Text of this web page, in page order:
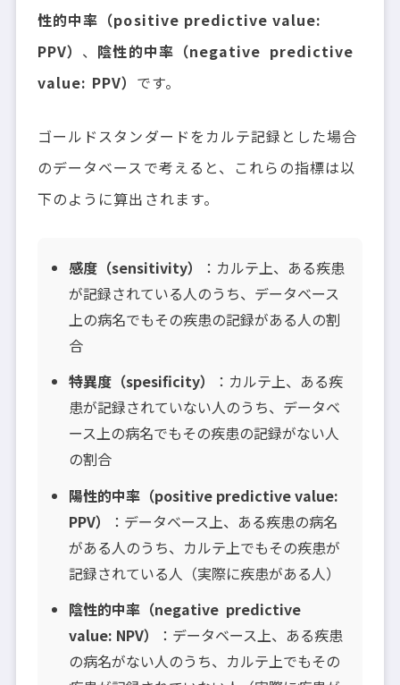
性的中率（positive predictive value:
PPV） 、 陰性的中率（negative predictive
value: PPV） です。
ゴールドスタンダードをカルテ記録とした場合
のデータベースで考えると、これらの指標は以
下のように算出されます。
感度（sensitivity）
：カルテ上、ある疾患
が記録されている人のうち、データベース
上の病名でもその疾患の記録がある人の割
合
特異度（spesificity）
：カルテ上、ある疾
患が記録されていない人のうち、データベ
ース上の病名でもその疾患の記録がない人
の割合
陽性的中率（positive predictive value:
PPV）
：データベース上、ある疾患の病名
がある人のうち、カルテ上でもその疾患が
記録されている人（実際に疾患がある人）
陰性的中率（negative predictive
value: NPV）
：データベース上、ある疾患
の病名がない人のうち、カルテ上でもその